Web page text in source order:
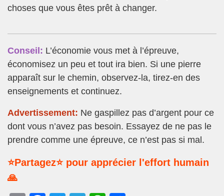
choses que vous êtes prêt à changer.
Conseil: L’économie vous met à l’épreuve,
économisez un peu et tout ira bien. Si une pierre
apparaît sur le chemin, observez-la, tirez-en des
enseignements et continuez.
Advertissement: Ne gaspillez pas d’argent pour ce
dont vous n’avez pas besoin. Essayez de ne pas le
prendre comme une épreuve, ce n’est pas si mal.
⭐Partagez⭐ pour apprécier l'effort humain
🙏